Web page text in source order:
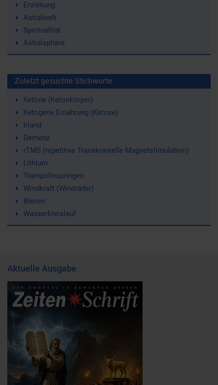
Erziehung
Astralwelt
Spiritualität
Astralsphäre
Zuletzt gesuchte Stichworte
Ketone (Ketonkörper)
Ketogene Ernährung (Ketose)
Irland
Demenz
rTMS (repetitive Transkranielle Magnetstimulation)
Lithium
Trampolinspringen
Windkraft (Windräder)
Bienen
Wasserkreislauf
Aktuelle Ausgabe